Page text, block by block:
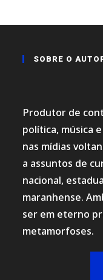
SOBRE O
Produtor de
política, música
nas mídias
a assuntos de
nacional,
maranhense.
ser em eterno
metamorfoses.